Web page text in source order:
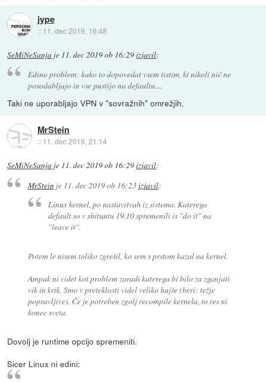
jype
:: 11. dec 2019, 16:48
SeMiNeSanja je 11. dec 2019 ob 16:29izjavil:
Edino problem: kako to dopovedat vsem tistim, ki nikoli nič ne
posodabljajo in vse pustijo na defaultu....
Taki ne uporabljajo VPN v "sovražnih" omrežjih.
MrStein
:: 11. dec 2019, 21:14
SeMiNeSanja je 11. dec 2019 ob 16:29izjavil:
MrSteinje 11. dec 2019 ob 16:23izjavil:
Linux kernel, po nastavitvah iz sistema. Katerega
default so v shituntu 19.10 spremenili is "do it" na
"leave it".
Potem le nisem toliko zgrešil, ko sem s prstom kazal na kernel.
Ampak ni videt kot problem zaradi katerega bi bilo za zganjati
vik in krik. Smo v preteklosti videl veliko hujše (beri: težje
popravljive). Če je potreben zgolj recompile kernela, to res ni
konec sveta.
Dovolj je runtime opcijo spremeniti.
Sicer Linux ni edini: